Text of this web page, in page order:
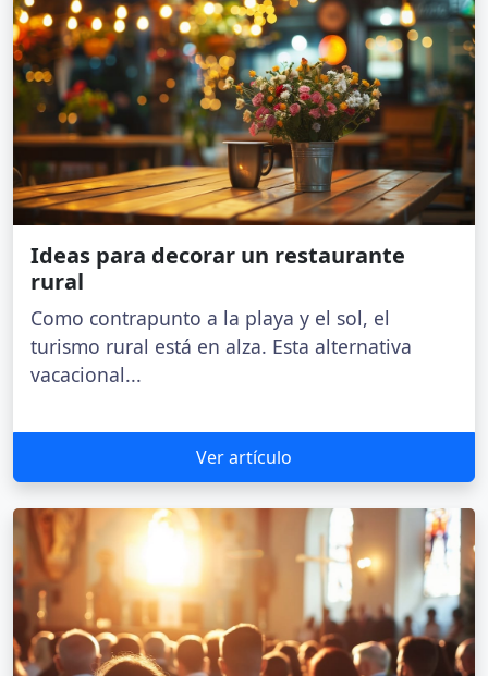
Ideas para decorar un restaurante
rural
Como contrapunto a la playa y el sol, el
turismo rural está en alza. Esta alternativa
vacacional...
Ver artículo